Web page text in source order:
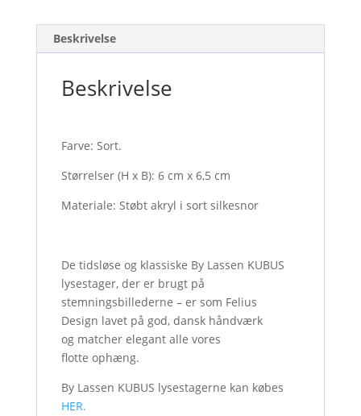
Beskrivelse
Beskrivelse
Farve: Sort.
Størrelser (H x B): 6 cm x 6,5 cm
Materiale: Støbt akryl i sort silkesnor
De tidsløse og klassiske By Lassen KUBUS
lysestager, der er brugt på
stemningsbillederne – er som Felius
Design lavet på god, dansk håndværk
og matcher elegant alle vores
flotte ophæng.
By Lassen KUBUS lysestagerne kan købes
HER.